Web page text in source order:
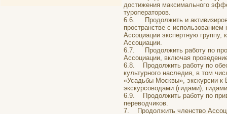
достижения максимального
туроператоров.
6.6. Продолжить и
пространстве с
Ассоциации экспертную группу,
Ассоциации.
6.7. Продолжить работу по
Ассоциации, включая
6.8. Продолжить работу по
культурного наследия, в том
«Усадьбы Москвы», экскурсии
экскурсоводами (гидами),
6.9. Продолжить работу по
переводчиков.
7. Продолжить членство